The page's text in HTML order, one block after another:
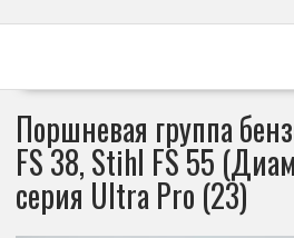
Поршневая группа
FS 38, Stihl FS 55
серия Ultra Pro (23)